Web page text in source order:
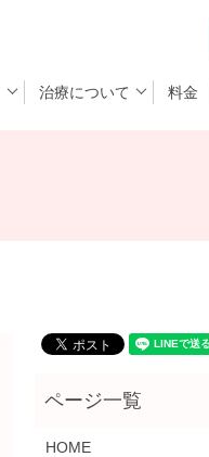
治療について 料金
HOME